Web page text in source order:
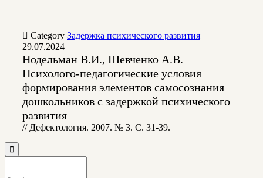
 Category Задержка психического развития
29.07.2024
Нодельман В.И., Шевченко А.В.
Психолого-педагогические условия
формирования элементов самосознания
дошкольников с задержкой психического
развития
// Дефектология. 2007. № 3. С. 31-39.
